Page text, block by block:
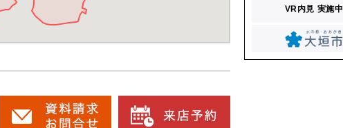
VR内見 実施中